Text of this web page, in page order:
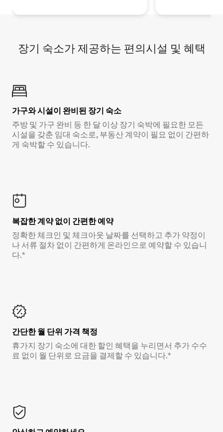
장기 숙소가 제공하는 편의시설 및 혜택
가구와 시설이 완비된 장기 숙소
주방 및 가구 완비 등 한 달 이상 장기 숙박에 필요한 모든
시설을 갖춘 임대 숙소로, 부동산 계약이 필요 없이 간편하
게 숙박할 수 있습니다.
복잡한 계약 없이 간편한 예약
정확한 체크인 및 체크아웃 날짜를 선택하고 추가 약정이
나 서류 절차 없이 간편하게 온라인으로 예약할 수 있습니
다.*
간단한 월 단위 가격 책정
휴가지 장기 숙소에 대한 할인 혜택을 누리면서 추가 수수
료 없이 월 단위로 요금을 결제할 수 있습니다.*